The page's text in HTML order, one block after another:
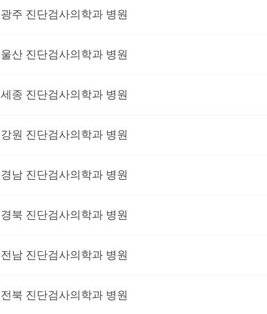
광주 진단검사의학과 병원
울산 진단검사의학과 병원
세종 진단검사의학과 병원
강원 진단검사의학과 병원
경남 진단검사의학과 병원
경북 진단검사의학과 병원
전남 진단검사의학과 병원
전북 진단검사의학과 병원